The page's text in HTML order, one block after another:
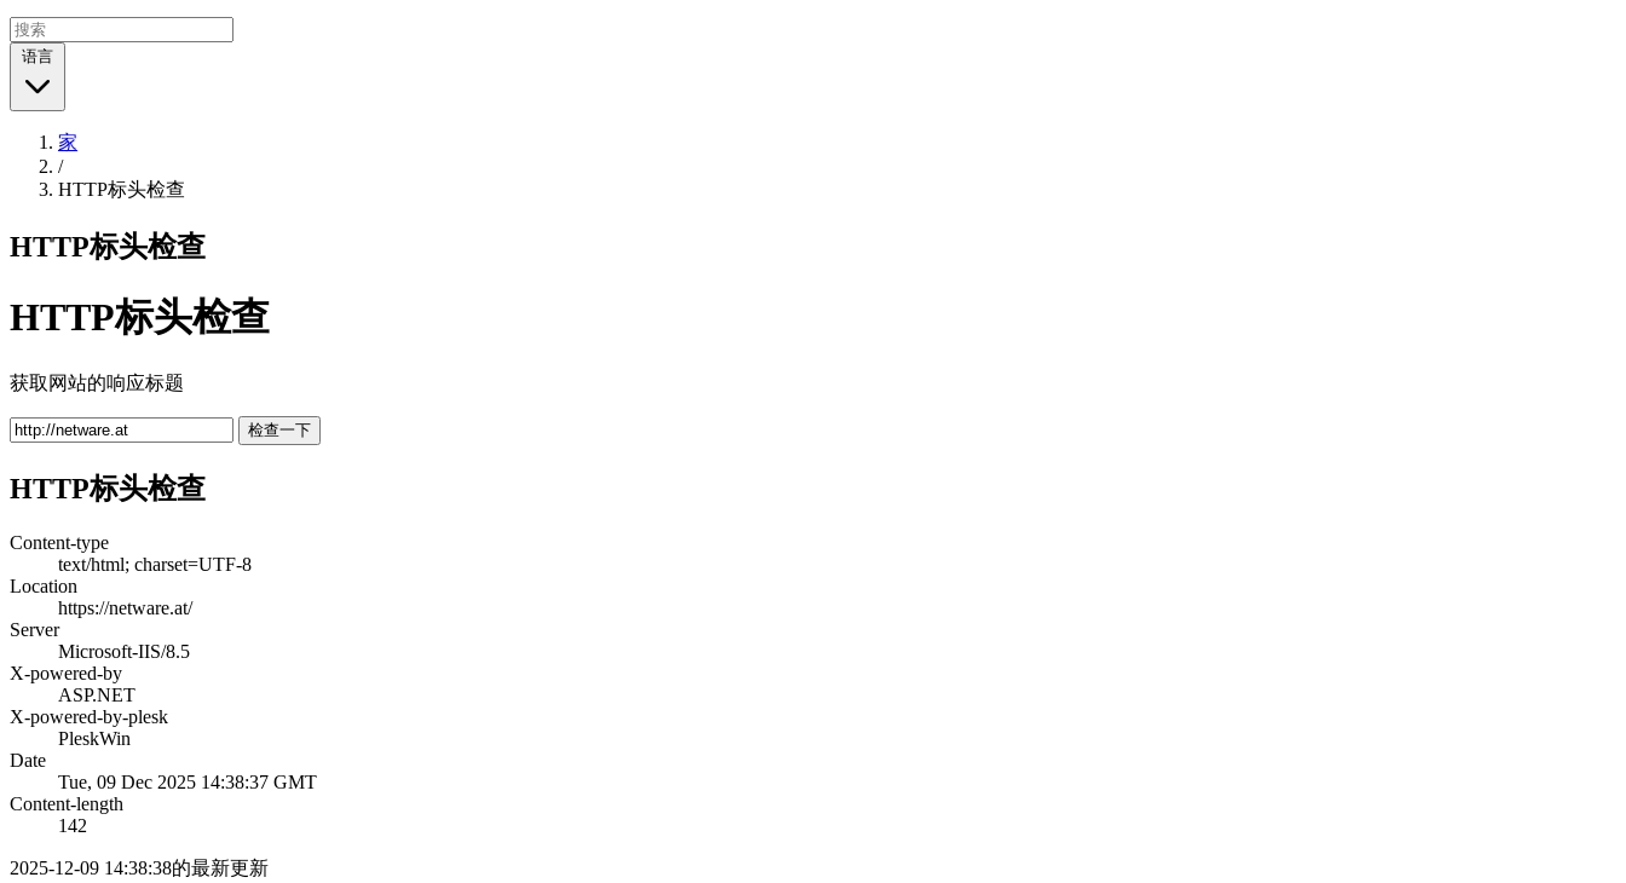
语言
家
/
HTTP标头检查
HTTP标头检查
HTTP标头检查
获取网站的响应标题
检查一下
HTTP标头检查
Content-type
text/html; charset=UTF-8
Location
https://netware.at/
Server
Microsoft-IIS/8.5
X-powered-by
ASP.NET
X-powered-by-plesk
PleskWin
Date
Tue, 09 Dec 2025 14:38:37 GMT
Content-length
142
2025-12-09 14:38:38的最新更新